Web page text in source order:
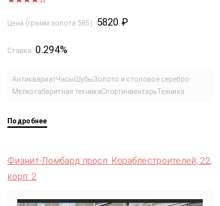
Цена (грамм золота 585): 5820 ₽
Ставка: 0.294%
АнтиквариатЧасы ШубыЗолото и столовое серебро
Мелкогабаритная техникаСпортинвентарьТехника
Подробнее
Фианит-Ломбард просп. Кораблестроителей, 22,
корп. 2